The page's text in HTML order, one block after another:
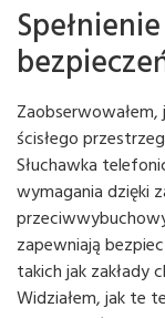
ścisłego
Słuchawka
wymagania dzięki
zapewniają
takich jak zakłady
Widziałem, jak te